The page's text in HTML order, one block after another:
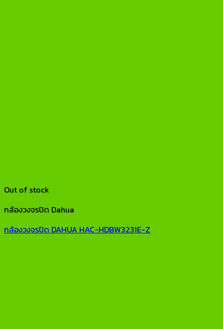
Out of stock
กล้องวงจรปิด Dahua
กล้องวงจรปิด DAHUA HAC-HDBW3231E-Z